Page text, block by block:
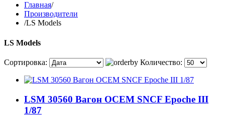
Главная/
Производители
/LS Models
LS Models
Сортировка: Количество:
LSM 30560 Вагон OCEM SNCF Epoche III
1/87